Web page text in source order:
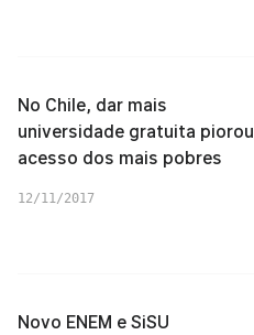
No Chile, dar mais
universidade gratuita piorou
acesso dos mais pobres
12/11/2017
Novo ENEM e SiSU